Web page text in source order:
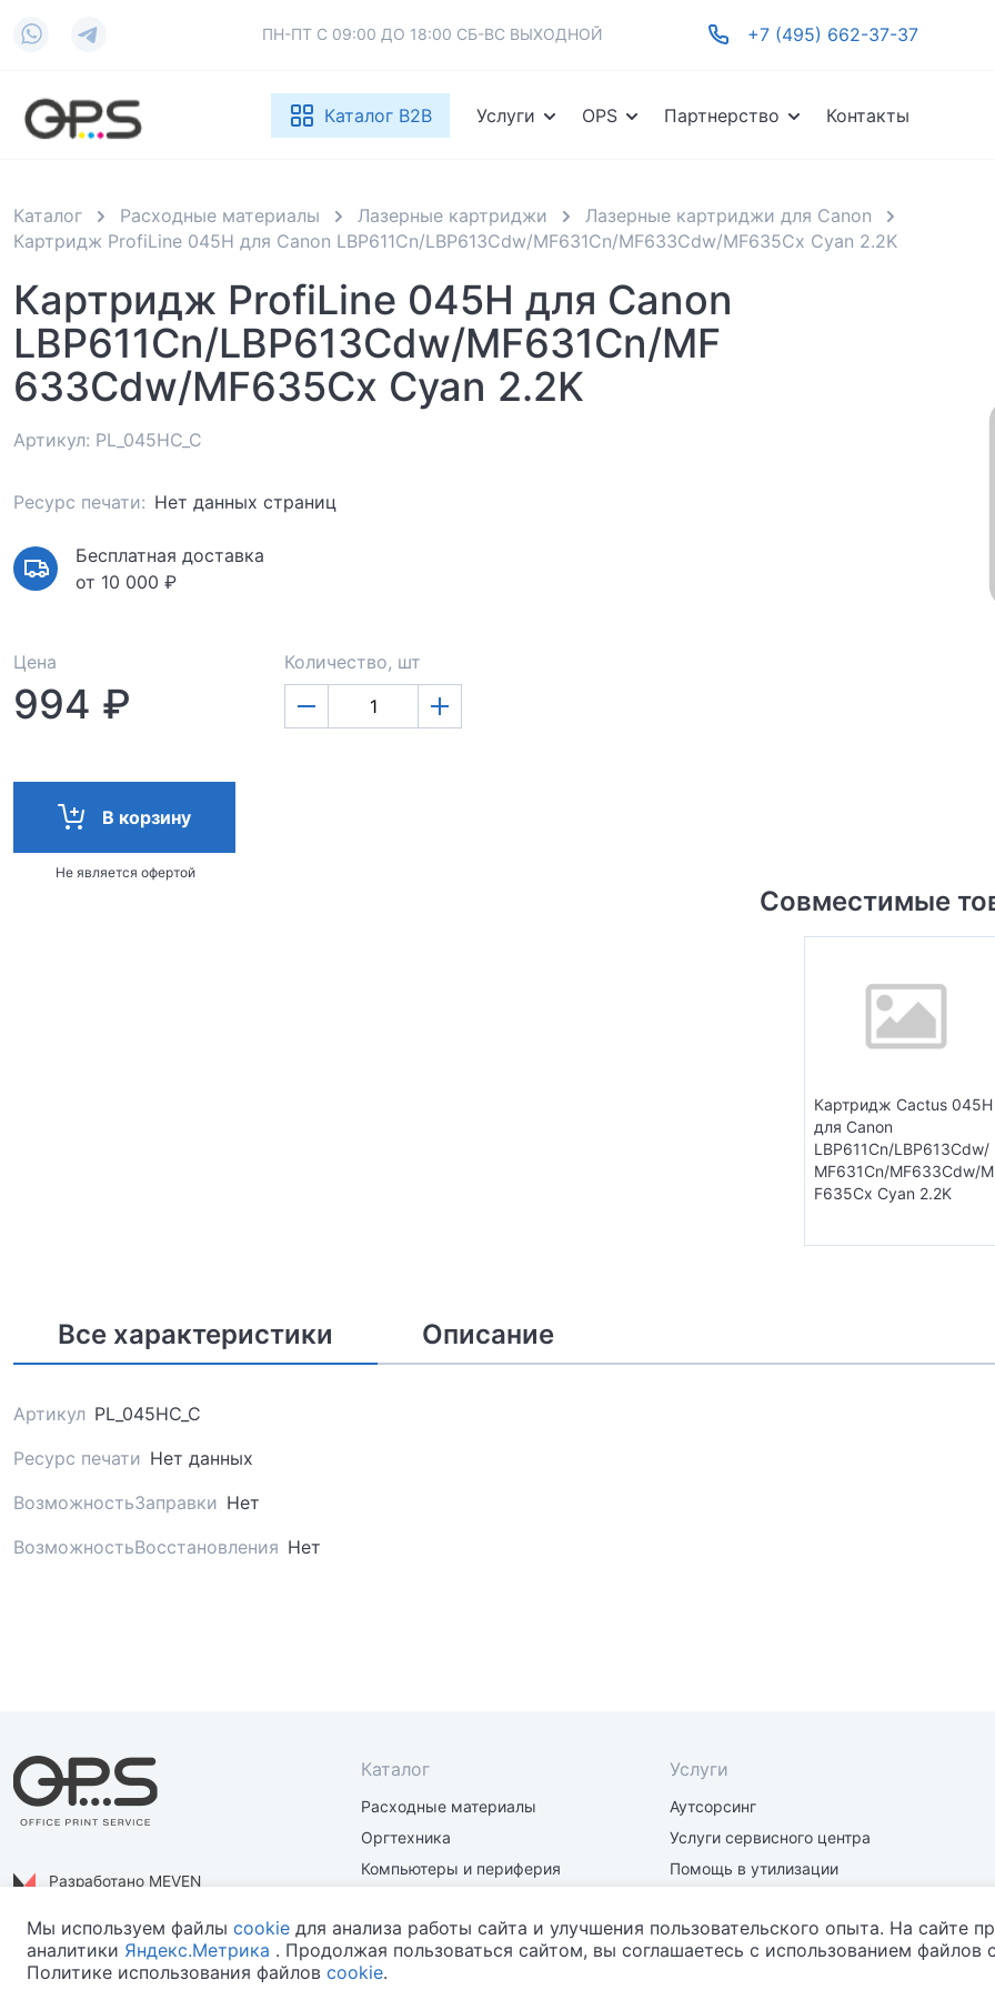
ПН-ПТ С 09:00 ДО 18:00 СБ-ВС ВЫХОДНОЙ +7 (495) 662-37-37
Каталог B2B Услуги OPS Партнерство Контакты
Каталог Расходные материалы Лазерные картриджи
Лазерные картриджи для Canon
Картридж ProfiLine 045H для Canon LBP611Cn/LBP613Cdw/MF631Cn/MF633Cdw/MF635Cx Cyan 2.2K
Картридж ProfiLine 045H для Canon
LBP611Cn/LBP613Cdw/MF631Cn/MF
633Cdw/MF635Cx Cyan 2.2K
Артикул: PL_045HC_C
Ресурс печати: Нет данных страниц
Бесплатная доставка
от 10 000 ₽
Цена
994 ₽
Количество, шт
В корзину
Не является офертой
Совместимые
Картридж Cactus 045H
для Canon
LBP611Cn/LBP613Cdw/
MF631Cn/MF633Cdw/M
F635Cx Cyan 2.2K
Все характеристики Описание
Артикул PL_045HC_C
Ресурс печати Нет данных
ВозможностьЗаправки Нет
ВозможностьВосстановления Нет
Разработано MEVEN
Политика конфиденциальности
Каталог
Расходные материалы
Оргтехника
Компьютеры и периферия
Услуги
Аутсорсинг
Услуги сервисного центра
Помощь в утилизации
картриджей
Мы используем файлы cookie для анализа работы сайта и улучшения пользовательского опыта. На сайте
аналитики Яндекс.Метрика . Продолжая пользоваться сайтом, вы соглашаетесь с использованием
Политике использования файлов cookie.